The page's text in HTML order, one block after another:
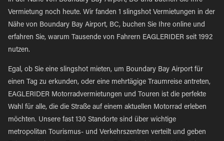
Vermietung noch heute. Wir fanden 1 slingshot Vermietungen in der
Nähe von Boundary Bay Airport, BC, buchen Sie Ihre online und
erfahren Sie, warum Tausende von Fahrern EAGLERIDER seit 1992
nutzen.
Egal, ob Sie eine slingshot mieten, um Boundary Bay Airport für
einen Tag zu erkunden, oder eine mehrtägige Traumreise antreten,
EAGLERIDER Motorradvermietungen und Touren ist die perfekte
Wahl für alle, die die Straße auf einem aktuellen Motorrad erleben
möchten. Unsere fast 130 Standorte sind über wichtige
metropolitan Tourismus- und Verkehrszentren verteilt und geben